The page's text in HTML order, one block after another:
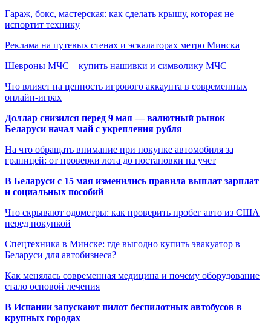
Гараж, бокс, мастерская: как сделать крышу, которая не
испортит технику
Реклама на путевых стенах и эскалаторах метро Минска
Шевроны МЧС – купить нашивки и символику МЧС
Что влияет на ценность игрового аккаунта в современных
онлайн-играх
Доллар снизился перед 9 мая — валютный рынок
Беларуси начал май с укрепления рубля
На что обращать внимание при покупке автомобиля за
границей: от проверки лота до постановки на учет
В Беларуси с 15 мая изменились правила выплат зарплат
и социальных пособий
Что скрывают одометры: как проверить пробег авто из США
перед покупкой
Спецтехника в Минске: где выгодно купить эвакуатор в
Беларуси для автобизнеса?
Как менялась современная медицина и почему оборудование
стало основой лечения
В Испании запускают пилот беспилотных автобусов в
крупных городах